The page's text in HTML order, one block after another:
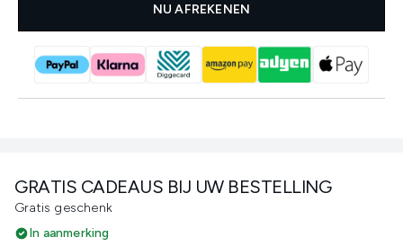
GRATIS CADEAUS BIJ UW BESTELLING
Gratis geschenk
In aanmerking
NU AFREKENEN